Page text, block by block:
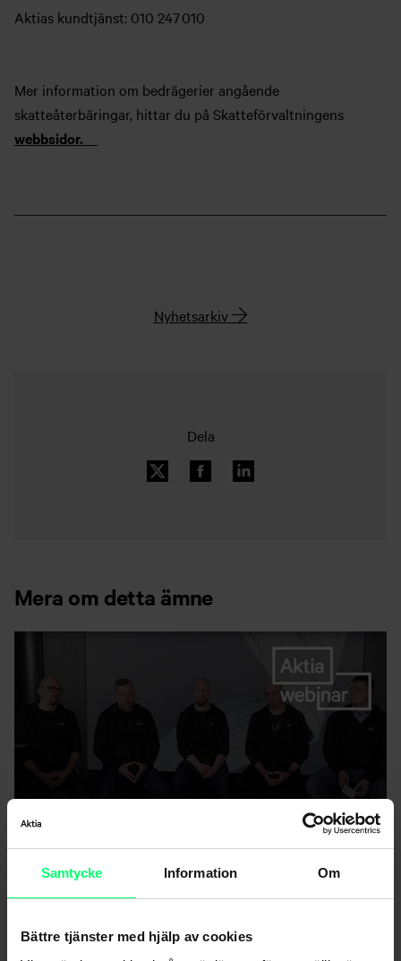
Samtycke Information Om
Bättre tjänster med hjälp av cookies
Aktias kundtjänst: 010 247 010
Mer information om bedrägerier angående
skatteåterbäringar, hittar du på Skatteförvaltningens
webbsidor.
Nyhetsarkiv
Dela
Mera om detta ämne
Inspelning av webinarium: Hur du skyddar dig mot
nätattacker (på finska, för privatkunder)